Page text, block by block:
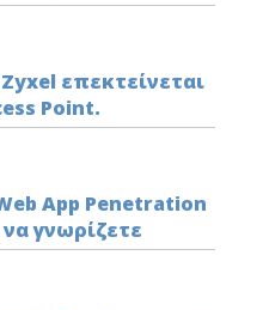
επεκτείνεται
Point.
App Penetration
γνωρίζετε